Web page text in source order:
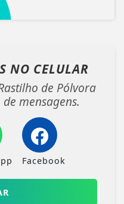
NO CELULAR
de Pólvora
mensagens.
Facebook